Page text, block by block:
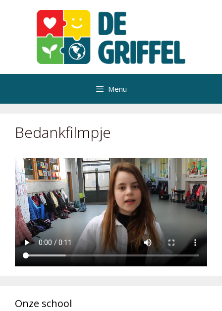
Menu
Bedankfilmpje
Onze school